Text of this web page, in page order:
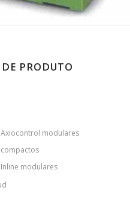
PRODUTO
modulares
modulares